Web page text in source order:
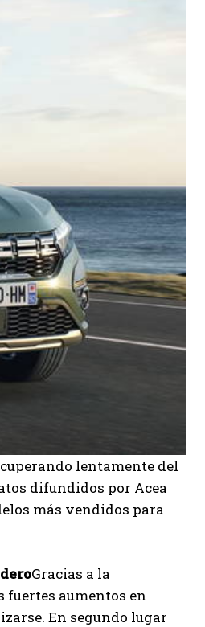
lentamente del
difundidos por Acea
más vendidos para
Gracias a la
fuertes aumentos en
En segundo lugar